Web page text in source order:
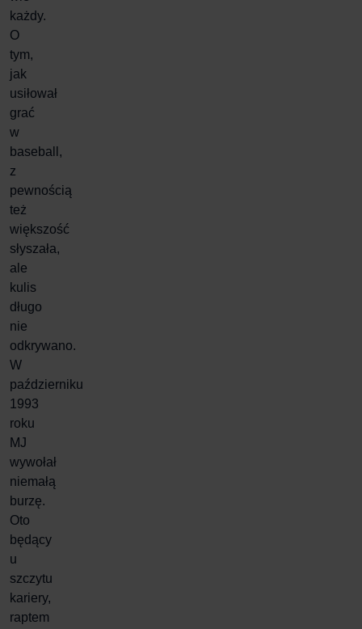
każdy.
O
tym,
jak
usiłował
grać
w
baseball,
z
pewnością
też
większość
słyszała,
ale
kulis
długo
nie
odkrywano.
W
październiku
1993
roku
MJ
wywołał
niemałą
burzę.
Oto
będący
u
szczytu
kariery,
raptem